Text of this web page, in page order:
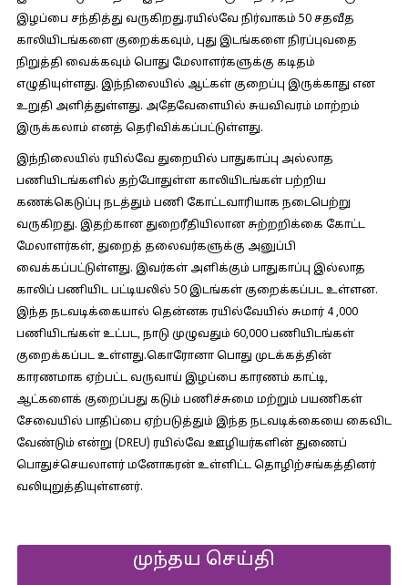
இழப்பை சந்தித்து வருகிறது.ரயில்வே நிர்வாகம் 50 சதவீத
காலியிடங்களை குறைக்கவும், புது இடங்களை நிரப்புவதை
நிறுத்தி வைக்கவும் பொது மேலாளர்களுக்கு கடிதம்
எழுதியுள்ளது. இந்நிலையில் ஆட்கள் குறைப்பு இருக்காது என
உறுதி அளித்துள்ளது. அதேவேளையில் சுயவிவரம் மாற்றம்
இருக்கலாம் எனத் தெரிவிக்கப்பட்டுள்ளது.
இந்நிலையில் ரயில்வே துறையில் பாதுகாப்பு அல்லாத
பணியிடங்களில் தற்போதுள்ள காலியிடங்கள் பற்றிய
கணக்கெடுப்பு நடத்தும் பணி கோட்டவாரியாக நடைபெற்று
வருகிறது. இதற்கான துறைரீதியிலான சுற்றறிக்கை கோட்ட
மேலாளர்கள், துறைத் தலைவர்களுக்கு அனுப்பி
வைக்கப்பட்டுள்ளது. இவர்கள் அளிக்கும் பாதுகாப்பு இல்லாத
காலிப் பணியிட பட்டியலில் 50 இடங்கள் குறைக்கப்பட உள்ளன.
இந்த நடவடிக்கையால் தென்னக ரயில்வேயில் சுமார் 4 ,000
பணியிடங்கள் உட்பட, நாடு முழுவதும் 60,000 பணியிடங்கள்
குறைக்கப்பட உள்ளது.கொரோனா பொது முடக்கத்தின்
காரணமாக ஏற்பட்ட வருவாய் இழப்பை காரணம் காட்டி,
ஆட்களைக் குறைப்பது கடும் பணிச்சுமை மற்றும் பயணிகள்
சேவையில் பாதிப்பை ஏற்படுத்தும் இந்த நடவடிக்கையை கைவிட
வேண்டும் என்று (DREU) ரயில்வே ஊழியர்களின் துணைப்
பொதுச்செயலாளர் மனோகரன் உள்ளிட்ட தொழிற்சங்கத்தினர்
வலியுறுத்தியுள்ளனர்.
முந்தய செய்தி